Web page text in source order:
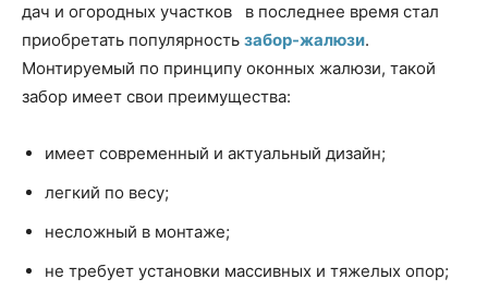
дач и огородных участков в последнее время стал
приобретать популярность забор-жалюзи.
Монтируемый по принципу оконных жалюзи, такой
забор имеет свои преимущества:
имеет современный и актуальный дизайн;
легкий по весу;
несложный в монтаже;
не требует установки массивных и тяжелых опор;